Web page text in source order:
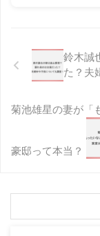
鈴木誠
た？夫
菊池雄星の妻が「
豪邸って本当？